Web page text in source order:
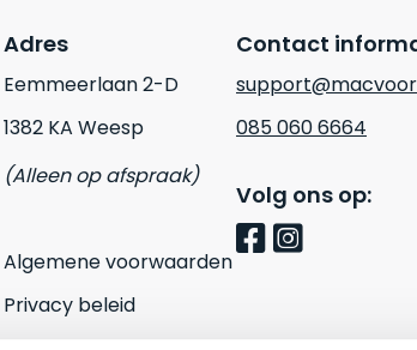
Adres
Eemmeerlaan 2-D
1382 KA Weesp
(Alleen op afspraak)
Algemene voorwaarden
Privacy beleid
Contact
085 060 6664
Volg ons op: